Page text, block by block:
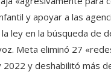
y apoyar a las
ley en la búsqueda de
Meta eliminó 27
y deshabilitó más